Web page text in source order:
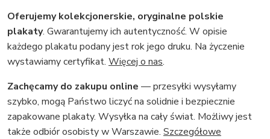
Oferujemy kolekcjonerskie, oryginalne polskie
plakaty. Gwarantujemy ich autentyczność. W opisie
każdego plakatu podany jest rok jego druku. Na życzenie
wystawiamy certyfikat. Więcej o nas.
Zachęcamy do zakupu online — przesyłki wysyłamy
szybko, mogą Państwo liczyć na solidnie i bezpiecznie
zapakowane plakaty. Wysyłka na cały świat. Możliwy jest
także odbiór osobisty w Warszawie. Szczegółowe